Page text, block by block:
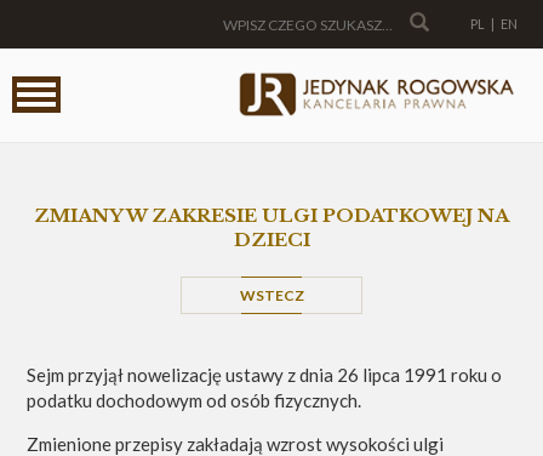
PL | EN
ZMIANY W ZAKRESIE ULGI PODATKOWEJ NA
DZIECI
WSTECZ
Sejm przyjął nowelizację ustawy z dnia 26 lipca 1991 roku o
podatku dochodowym od osób fizycznych.
Zmienione przepisy zakładają wzrost wysokości ulgi